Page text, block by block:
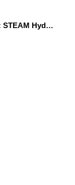
The Journey of the Drop: STEAM Hydrological Cycle